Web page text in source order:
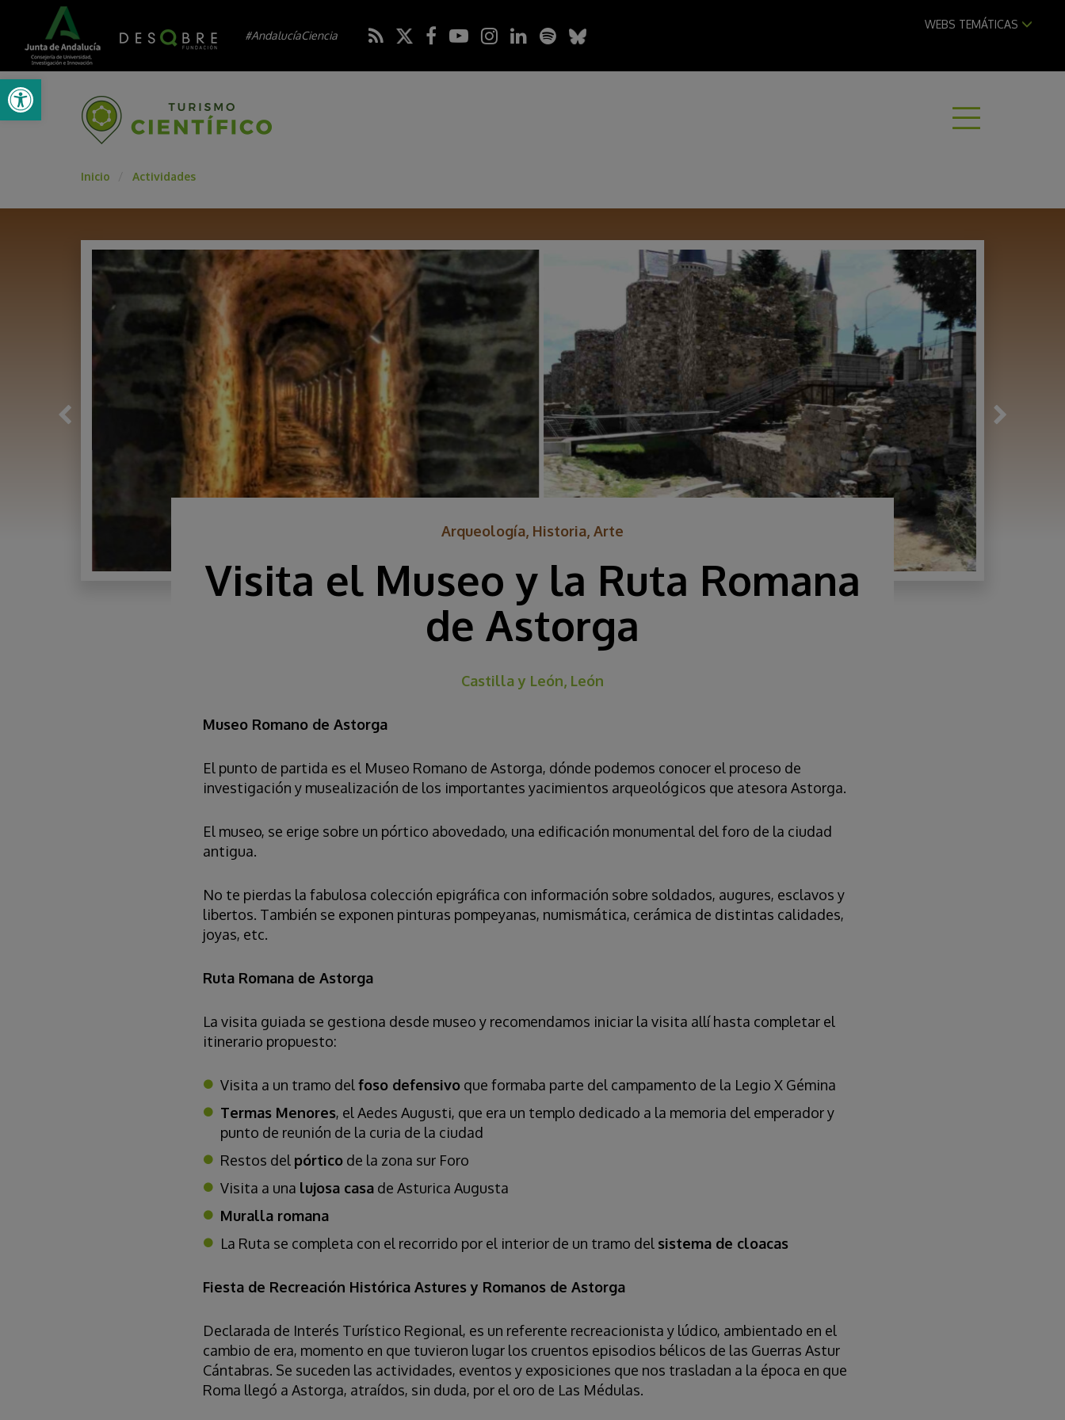
Abrir barra de herramientas
#AndalucíaCiencia
WEBS TEMÁTICAS
Inicio Actividades
Arqueología, Historia, Arte
Visita el Museo y la Ruta Romana
de Astorga
Castilla y León, León
Museo Romano de Astorga
El punto de partida es el Museo Romano de Astorga, dónde podemos conocer el proceso de
investigación y musealización de los importantes yacimientos arqueológicos que atesora Astorga.
El museo, se erige sobre un pórtico abovedado, una edificación monumental del foro de la ciudad
antigua.
No te pierdas la fabulosa colección epigráfica con información sobre soldados, augures, esclavos y
libertos. También se exponen pinturas pompeyanas, numismática, cerámica de distintas calidades,
joyas, etc.
Ruta Romana de Astorga
La visita guiada se gestiona desde museo y recomendamos iniciar la visita allí hasta completar el
itinerario propuesto:
Visita a un tramo delfoso defensivo que formaba parte del campamento de la Legio X Gémina
Termas Menores, el Aedes Augusti, que era un templo dedicado a la memoria del emperador y
punto de reunión de la curia de la ciudad
Restos del pórtico de la zona sur Foro
Visita a una lujosa casa de Asturica Augusta
Muralla romana
La Ruta se completa con el recorrido por el interior de un tramo del sistema de cloacas
Fiesta de Recreación Histórica Astures y Romanos de Astorga
Declarada de Interés Turístico Regional, es un referente recreacionista y lúdico, ambientado en el
cambio de era, momento en que tuvieron lugar los cruentos episodios bélicos de las Guerras Astur
Cántabras. Se suceden las actividades, eventos y exposiciones que nos trasladan a la época en que
Roma llegó a Astorga, atraídos, sin duda, por el oro de Las Médulas.